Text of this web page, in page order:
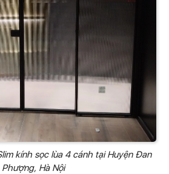
kính sọc lùa 4 cánh tại Huyện Đan
Phượng, Hà Nội